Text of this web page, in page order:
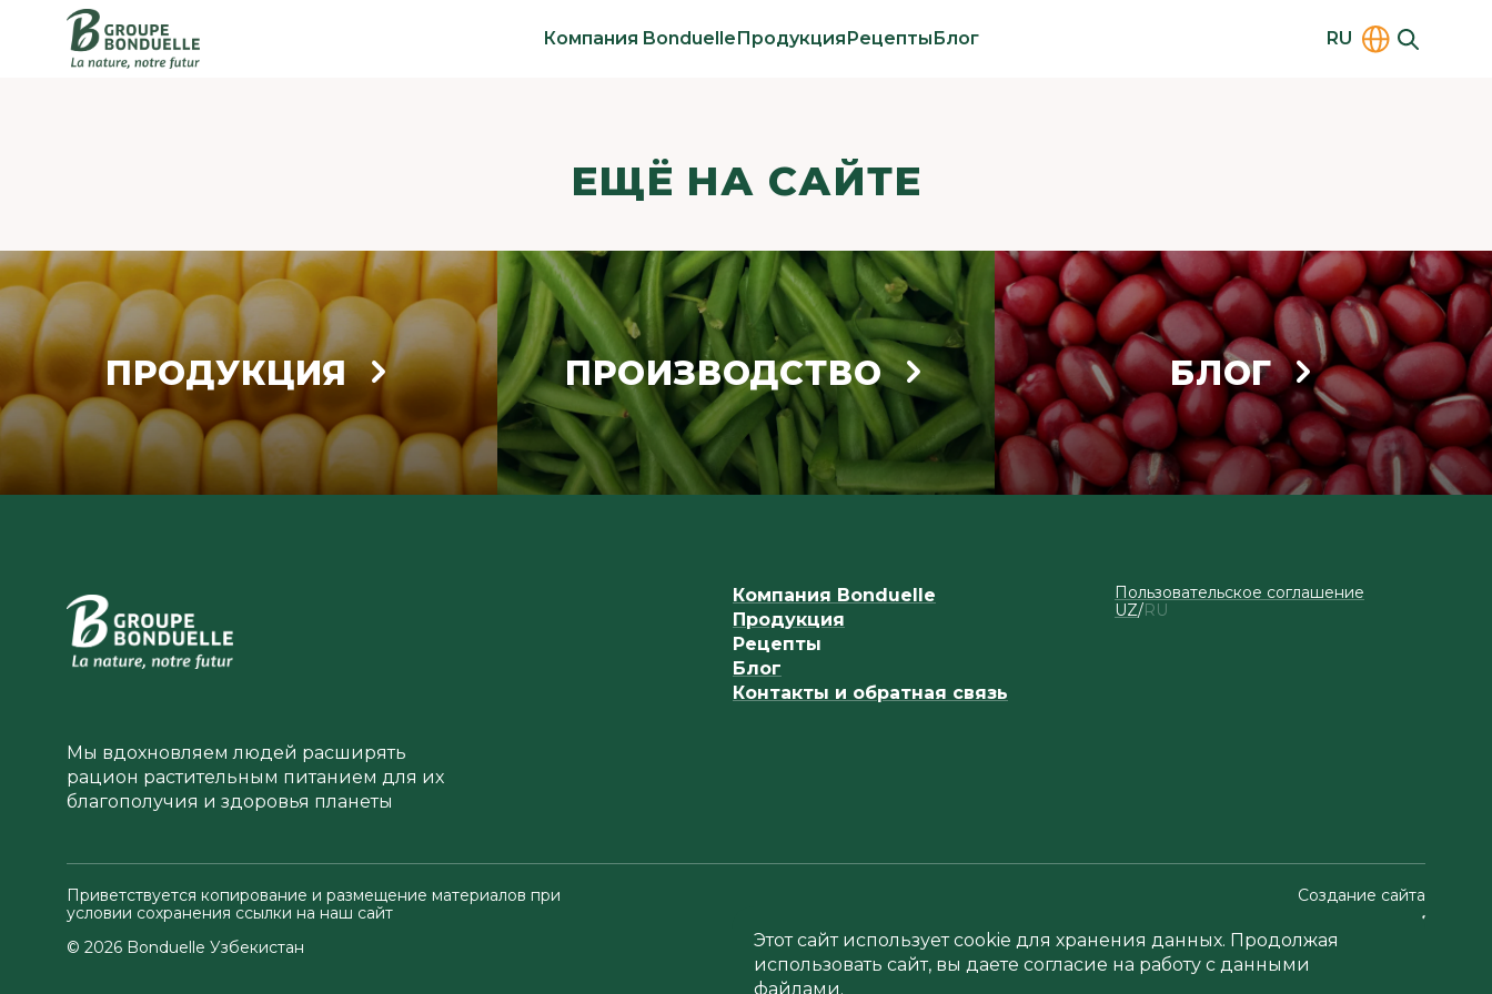
Компания BonduelleПродукцияРецептыБлог RU
ЕЩЁ НА САЙТЕ
ПРОДУКЦИЯ ПРОИЗВОДСТВО БЛОГ
Мы вдохновляем людей расширять
рацион растительным питанием для их
благополучия и здоровья планеты
Компания Bonduelle
Продукция
Рецепты
Блог
Контакты и обратная связь
Пользовательское соглашение
UZ RU
Приветствуется копирование и размещение материалов при
условии сохранения ссылки на наш сайт
© 2026 Bonduelle Узбекистан
Создание сайта
Этот сайт использует cookie для хранения данных. Продолжая
использовать сайт, вы даете согласие на работу с данными
файлами.